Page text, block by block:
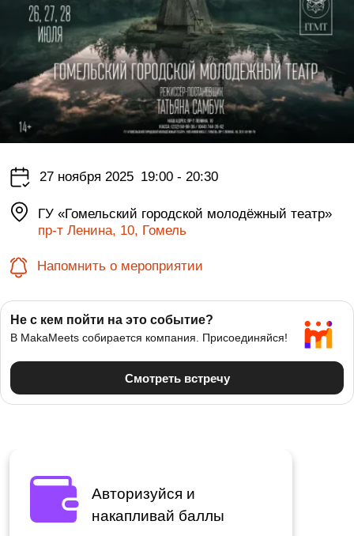
27 ноября 2025 19:00 - 20:30
ГУ «Гомельский городской молодёжный театр»
пр-т Ленина, 10, Гомель
Напомнить о мероприятии
Авторизуйся и
накапливай баллы